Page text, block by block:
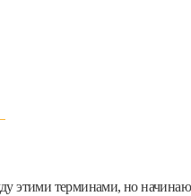
этими терминами, но